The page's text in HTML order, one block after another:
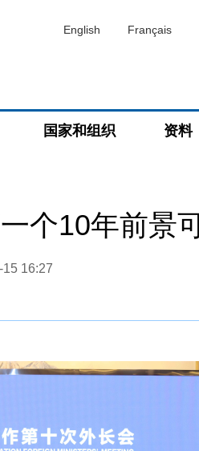
English Français
国家和组织 资料
个10年前景
16:27